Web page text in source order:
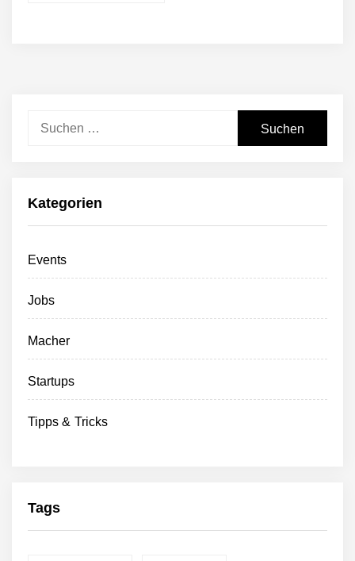
Kategorien
Events
Jobs
Macher
Startups
Tipps & Tricks
Tags